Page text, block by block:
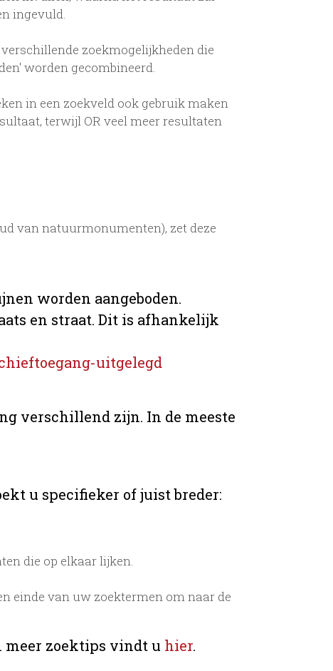
ingevuld.
zoekmogelijkheden die
worden gecombineerd.
in een zoekveld ook gebruik maken
terwijl OR veel meer resultaten
van natuurmonumenten), zet deze
worden aangeboden.
en straat. Dit is afhankelijk
uitgelegd
verschillend zijn. In de meeste
u specifieker of juist breder:
die op elkaar lijken.
einde van uw zoektermen om naar de
meer zoektips vindt u hier.